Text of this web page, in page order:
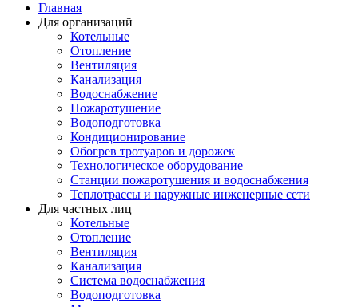
Главная
Для организаций
Котельные
Отопление
Вентиляция
Канализация
Водоснабжение
Пожаротушение
Водоподготовка
Кондиционирование
Обогрев тротуаров и дорожек
Технологическое оборудование
Станции пожаротушения и водоснабжения
Теплотрассы и наружные инженерные сети
Для частных лиц
Котельные
Отопление
Вентиляция
Канализация
Система водоснабжения
Водоподготовка